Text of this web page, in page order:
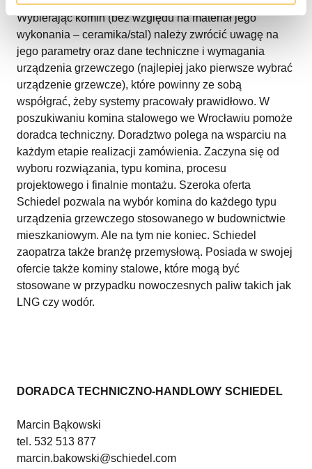
Wybierając komin (bez względu na materiał jego
wykonania – ceramika/stal) należy zwrócić uwagę na
jego parametry oraz dane techniczne i wymagania
urządzenia grzewczego (najlepiej jako pierwsze wybrać
urządzenie grzewcze), które powinny ze sobą
współgrać, żeby systemy pracowały prawidłowo. W
poszukiwaniu komina stalowego we Wrocławiu pomoże
doradca techniczny. Doradztwo polega na wsparciu na
każdym etapie realizacji zamówienia. Zaczyna się od
wyboru rozwiązania, typu komina, procesu
projektowego i finalnie montażu. Szeroka oferta
Schiedel pozwala na wybór komina do każdego typu
urządzenia grzewczego stosowanego w budownictwie
mieszkaniowym. Ale na tym nie koniec. Schiedel
zaopatrza także branżę przemysłową. Posiada w swojej
ofercie także kominy stalowe, które mogą być
stosowane w przypadku nowoczesnych paliw takich jak
LNG czy wodór.
DORADCA TECHNICZNO-HANDLOWY SCHIEDEL
Marcin Bąkowski
tel. 532 513 877
marcin.bakowski@schiedel.com